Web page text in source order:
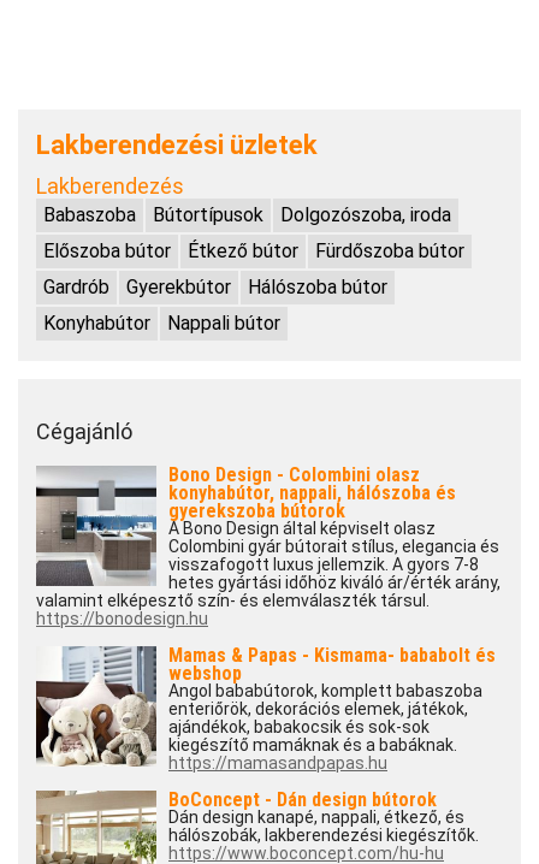
Lakberendezési üzletek
Lakberendezés
Babaszoba Bútortípusok
Dolgozószoba, iroda
Előszoba bútor
Étkező bútor
Fürdőszoba bútor
Gardrób
Gyerekbútor
Hálószoba bútor
Konyhabútor
Nappali bútor
Cégajánló
Bono Design - Colombini olasz
konyhabútor, nappali, hálószoba és
gyerekszoba bútorok
A Bono Design által képviselt olasz
Colombini gyár bútorait stílus, elegancia és
visszafogott luxus jellemzik. A gyors 7-8
hetes gyártási időhöz kiváló ár/érték arány,
valamint elképesztő szín- és elemválaszték társul.
https://bonodesign.hu
Mamas & Papas - Kismama- bababolt és
webshop
Angol bababútorok, komplett babaszoba
enteriőrök, dekorációs elemek, játékok,
ajándékok, babakocsik és sok-sok
kiegészítő mamáknak és a babáknak.
https://mamasandpapas.hu
BoConcept - Dán design bútorok
Dán design kanapé, nappali, étkező, és
hálószobák, lakberendezési kiegészítők.
https://www.boconcept.com/hu-hu